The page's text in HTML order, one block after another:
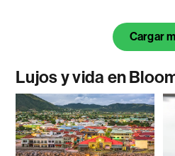
Cargar
Lujos y vida en